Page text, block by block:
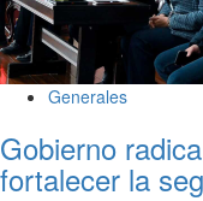
Generales
Gobierno
fortalecer la